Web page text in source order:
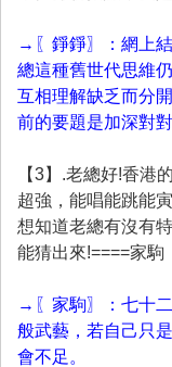
→〖錚錚〗：網上
總這種舊世代思維
互相理解缺乏而分
前的要題是加深對
【3】.老總好!香港
超強，能唱能跳能
想知道老總有沒有
能猜出來!====家駒
→〖家駒〗：七十
般武藝，若自己只
會不足。